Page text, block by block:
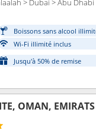
> Dubai > Abu
Boissons sans alcool
Wi-Fi illimité inclus
Jusqu'à 50% de remise
OMAN,